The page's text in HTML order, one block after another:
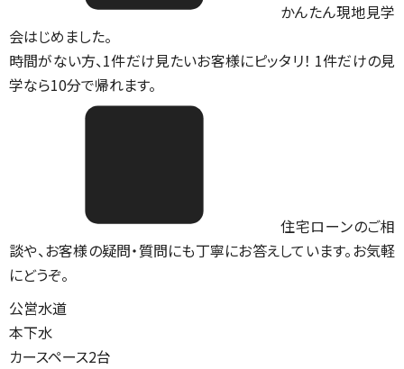
かんたん現地見学
会はじめました。
時間がない方、1件だけ見たいお客様にピッタリ！ 1件だけの見
学なら10分で帰れます。
住宅ローンのご相
談や、お客様の疑問・質問にも丁寧にお答えしています。お気軽
にどうぞ。
公営水道
本下水
カースペース2台